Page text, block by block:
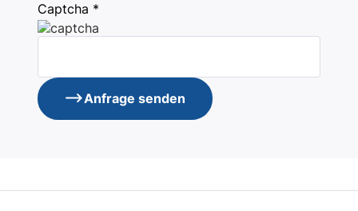
Captcha *
Anfrage senden